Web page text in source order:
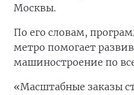
Москвы.
По его словам,
метро помогает
машиностроение по
«Масштабные заказы